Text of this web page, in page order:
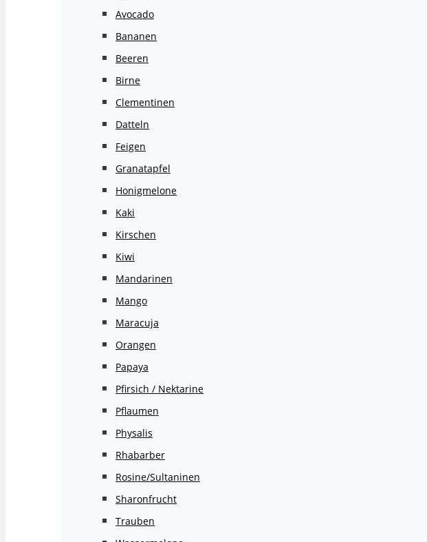
Avocado
Bananen
Beeren
Birne
Clementinen
Datteln
Feigen
Granatapfel
Honigmelone
Kaki
Kirschen
Kiwi
Mandarinen
Mango
Maracuja
Orangen
Papaya
Pfirsich / Nektarine
Pflaumen
Physalis
Rhabarber
Rosine/Sultaninen
Sharonfrucht
Trauben